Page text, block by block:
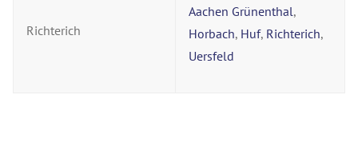
Richterich
Aachen Grünenthal,
Horbach, Huf, Richterich,
Uersfeld